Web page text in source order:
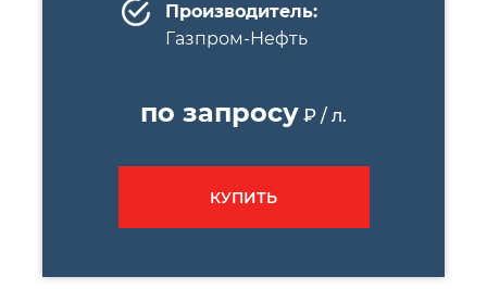
Производитель:
Газпром-Нефть
по запросу ₽ / л.
КУПИТЬ